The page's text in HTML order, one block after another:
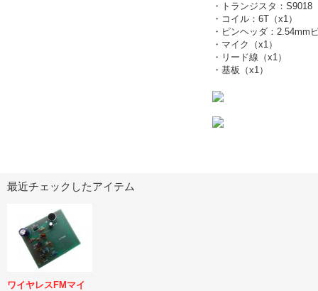
・トランジスタ：S9018
・コイル：6T（x1）
・ピンヘッダ：2.54mm
・マイク（x1）
・リード線（x1）
・基板（x1）
最近チェックしたアイテム
ワイヤレスFMマイ